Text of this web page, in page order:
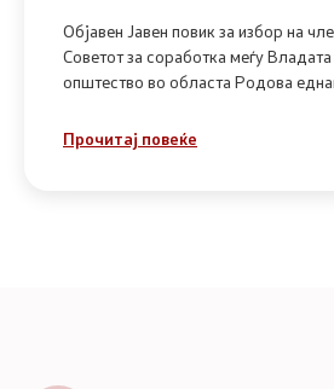
граѓанското
Родова еднаквост
Објавен Јавен повик за избор на
Советот за соработка меѓу Владата
општество во областа Родова
Прочитај повеќе